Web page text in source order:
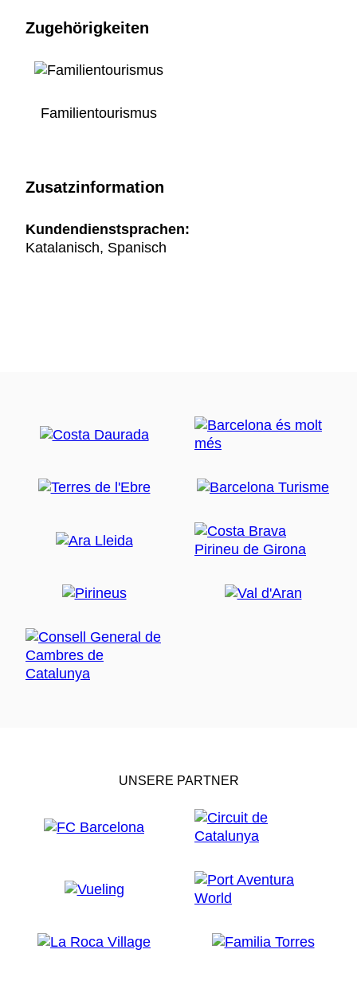
Zugehörigkeiten
Familientourismus
Zusatzinformation
Kundendienstsprachen:
Katalanisch, Spanisch
UNSERE PARTNER